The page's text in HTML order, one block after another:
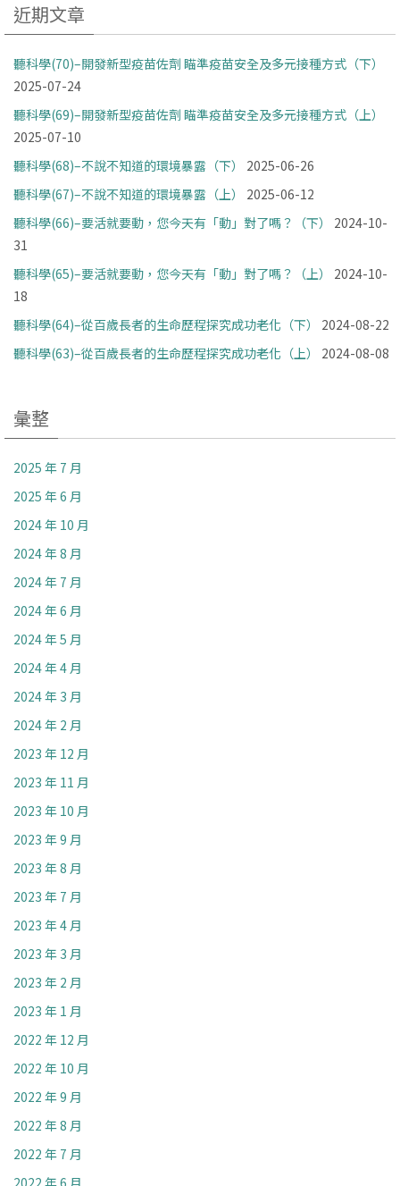
近期文章
聽科學(70)–開發新型疫苗佐劑 瞄準疫苗安全及多元接種方式（下）
2025-07-24
聽科學(69)–開發新型疫苗佐劑 瞄準疫苗安全及多元接種方式（上）
2025-07-10
聽科學(68)–不說不知道的環境暴露（下）
2025-06-26
聽科學(67)–不說不知道的環境暴露（上）
2025-06-12
聽科學(66)–要活就要動，您今天有「動」對了嗎？（下）
2024-10-
31
聽科學(65)–要活就要動，您今天有「動」對了嗎？（上）
2024-10-
18
聽科學(64)–從百歲長者的生命歷程探究成功老化（下）
2024-08-22
聽科學(63)–從百歲長者的生命歷程探究成功老化（上）
2024-08-08
彙整
2025 年 7 月
2025 年 6 月
2024 年 10 月
2024 年 8 月
2024 年 7 月
2024 年 6 月
2024 年 5 月
2024 年 4 月
2024 年 3 月
2024 年 2 月
2023 年 12 月
2023 年 11 月
2023 年 10 月
2023 年 9 月
2023 年 8 月
2023 年 7 月
2023 年 4 月
2023 年 3 月
2023 年 2 月
2023 年 1 月
2022 年 12 月
2022 年 10 月
2022 年 9 月
2022 年 8 月
2022 年 7 月